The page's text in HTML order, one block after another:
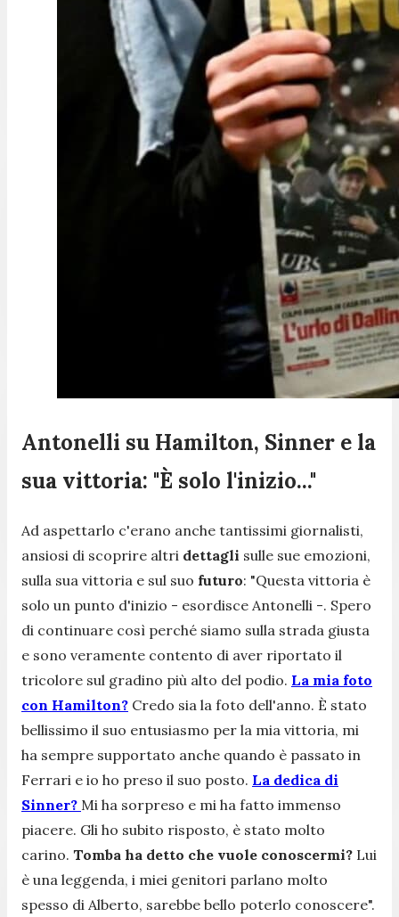
Antonelli su Hamilton, Sinner e la
sua vittoria: "È solo l'inizio..."
Ad aspettarlo c'erano anche tantissimi giornalisti,
ansiosi di scoprire altri dettagli sulle sue emozioni,
sulla sua vittoria e sul suo futuro: "Questa vittoria è
solo un punto d'inizio - esordisce Antonelli -. Spero
di continuare così perché siamo sulla strada giusta
e sono veramente contento di aver riportato il
tricolore sul gradino più alto del podio. La mia foto
con Hamilton? Credo sia la foto dell'anno. È stato
bellissimo il suo entusiasmo per la mia vittoria, mi
ha sempre supportato anche quando è passato in
Ferrari e io ho preso il suo posto. La dedica di
Sinner? Mi ha sorpreso e mi ha fatto immenso
piacere. Gli ho subito risposto, è stato molto
carino. Tomba ha detto che vuole conoscermi? Lui
è una leggenda, i miei genitori parlano molto
spesso di Alberto, sarebbe bello poterlo conoscere".